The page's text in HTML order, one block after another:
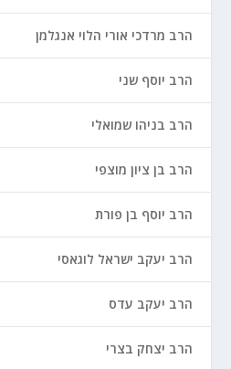
הרב מרדכי אורי הלוי אנגלמן
הרב יוסף שני
הרב בניהו שמואלי
הרב בן ציון מוצפי
הרב יוסף בן פורת
הרב יעקב ישראל לוגאסי
הרב יעקב עדס
הרב יצחק בצרי